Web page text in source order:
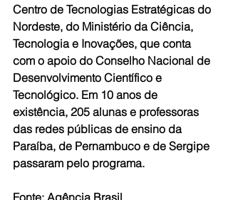
Centro de Tecnologias Estratégicas do
Nordeste, do Ministério da Ciência,
Tecnologia e Inovações, que conta
com o apoio do Conselho Nacional de
Desenvolvimento Científico e
Tecnológico. Em 10 anos de
existência, 205 alunas e professoras
das redes públicas de ensino da
Paraíba, de Pernambuco e de Sergipe
passaram pelo programa.
Fonte: Agência Brasil